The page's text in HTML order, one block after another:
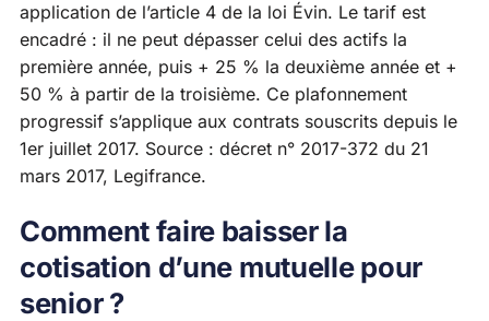
application de l’article 4 de la loi Évin. Le tarif est
encadré : il ne peut dépasser celui des actifs la
première année, puis + 25 % la deuxième année et +
50 % à partir de la troisième. Ce plafonnement
progressif s’applique aux contrats souscrits depuis le
1er juillet 2017. Source : décret n° 2017-372 du 21
mars 2017, Legifrance.
Comment faire baisser la
cotisation d’une mutuelle pour
senior ?